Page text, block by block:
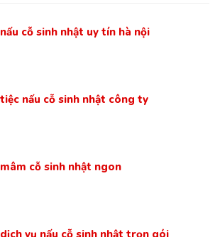
cỗ sinh nhật uy tín hà nội
nấu cỗ sinh nhật công ty
cỗ sinh nhật ngon
vụ nấu cỗ sinh nhật trọn gói